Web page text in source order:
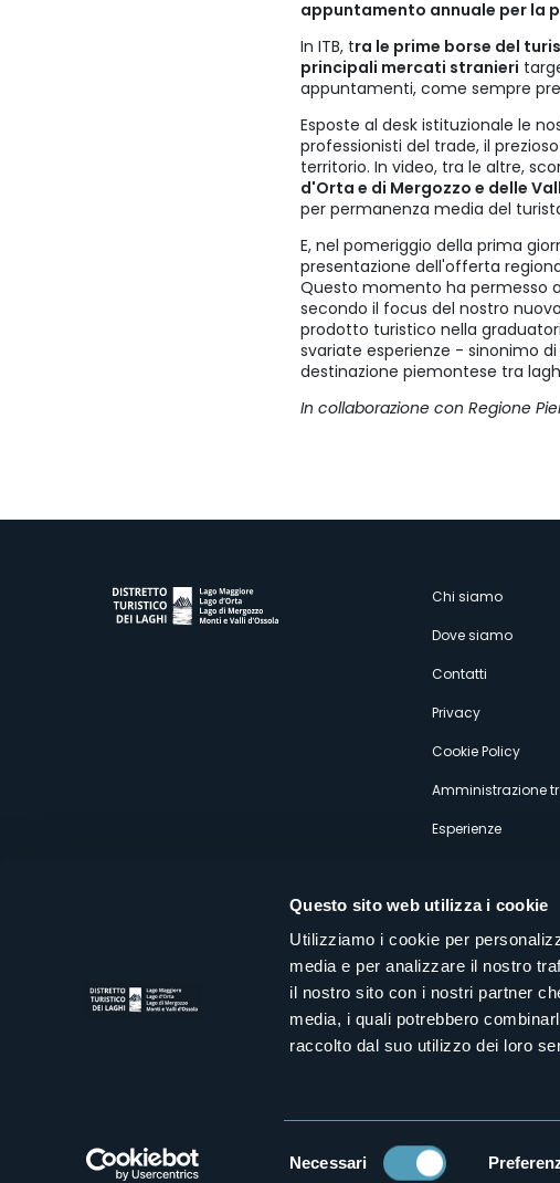
Questo sito web utilizza i cookie
Utilizziamo i cookie per
media e per analizzare il nostro
il nostro sito con i nostri partner
media, i quali potrebbero
raccolto dal suo utilizzo dei loro
Necessari
appuntamento annuale per la
In ITB, tra le prime borse del
principali mercati stranieri
appuntamenti, come sempre
Esposte al desk istituzionale le
professionisti del trade, il
territorio. In video, tra le altre,
d'Orta e di Mergozzo e delle
per permanenza media del
E, nel pomeriggio della prima
presentazione dell'offerta
Questo momento ha permesso
secondo il focus del nostro nuovo
prodotto turistico nella
svariate esperienze - sinonimo di
destinazione piemontese tra
In collaborazione con Regione
Menù
Chi siamo
Dove siamo
Contatti
Privacy
Cookie Policy
Amministrazione
Esperienze
Distretto Turistico dei Laghi Scrl
Sede legale e operativa: Corso Italia 26 - 28838 Stresa VB - Italy
infoturismo@distrettolaghi.itedistrettolaghi@legalmail.it